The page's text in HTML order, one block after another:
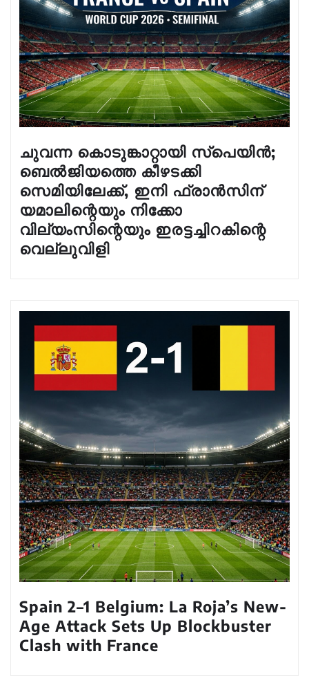
ചുവന്ന കൊടുങ്കാറ്റായി സ്പെയിൻ;
ബെൽജിയത്തെ കീഴടക്കി
സെമിയിലേക്ക്, ഇനി ഫ്രാൻസിന്
യമാലിന്റെയും നിക്കോ
വില്യംസിന്റെയും ഇരട്ടച്ചിറകിന്റെ
വെല്ലുവിളി
Spain 2–1 Belgium: La Roja’s New-
Age Attack Sets Up Blockbuster
Clash with France